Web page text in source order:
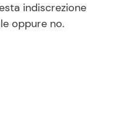
indiscrezione
oppure no.